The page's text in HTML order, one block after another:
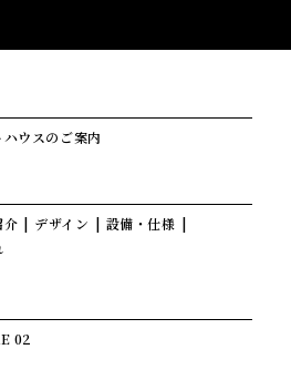
ハウスのご案内
介 デザイン
設備・仕様
02